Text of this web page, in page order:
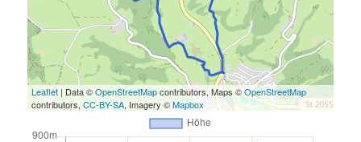
Leaflet| Data ©OpenStreetMapcontributors, Maps ©OpenStreetMap
contributors,CC-BY-SA, Imagery ©Mapbox